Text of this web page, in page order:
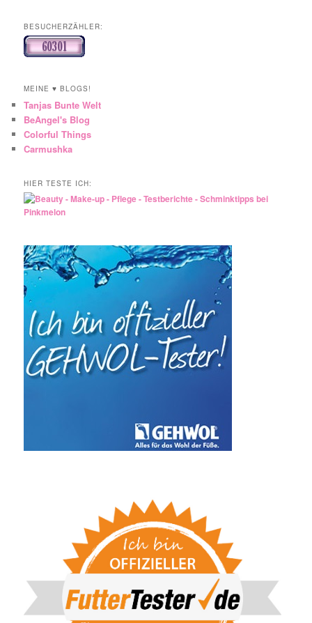
BESUCHERZÄHLER:
MEINE ♥ BLOGS!
Tanjas Bunte Welt
BeAngel's Blog
Colorful Things
Carmushka
HIER TESTE ICH: